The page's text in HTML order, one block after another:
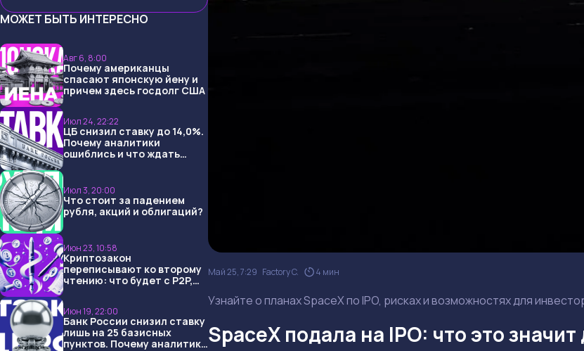
МОЖЕТ БЫТЬ ИНТЕРЕСНО
Авг 6, 8:00
Почему американцы
спасают японскую йену и
причем здесь госдолг США
Июл 24, 22:22
ЦБ снизил ставку до 14,0%.
Почему аналитики
ошиблись и что ждать
Июл 3, 20:00
Что стоит за падением
рубля, акций и облигаций?
Июн 23, 10:58
Криптозакон
переписывают ко второму
чтению: что будет с P2P,
Июн 19, 22:00
Банк России снизил ставку
лишь на 25 базисных
пунктов. Почему аналитики
Май 25, 7:29 Factory C. 4 мин
Узнайте о планах SpaceX по IPO, рисках и возможностях для
SpaceX подала на IPO: что это